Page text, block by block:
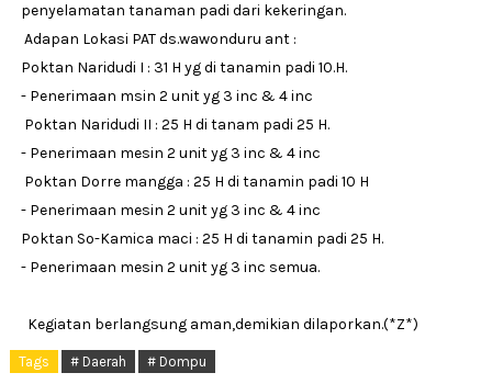
penyelamatan tanaman padi dari kekeringan.
Adapan Lokasi PAT ds.wawonduru ant :
Poktan Naridudi I : 31 H yg di tanamin padi 10.H.
- Penerimaan msin 2 unit yg 3 inc & 4 inc
Poktan Naridudi II : 25 H di tanam padi 25 H.
- Penerimaan mesin 2 unit yg 3 inc & 4 inc
Poktan Dorre mangga : 25 H di tanamin padi 10 H
- Penerimaan mesin 2 unit yg 3 inc & 4 inc
Poktan So-Kamica maci : 25 H di tanamin padi 25 H.
- Penerimaan mesin 2 unit yg 3 inc semua.
Kegiatan berlangsung aman,demikian dilaporkan.(*Z*)
Tags # Daerah # Dompu